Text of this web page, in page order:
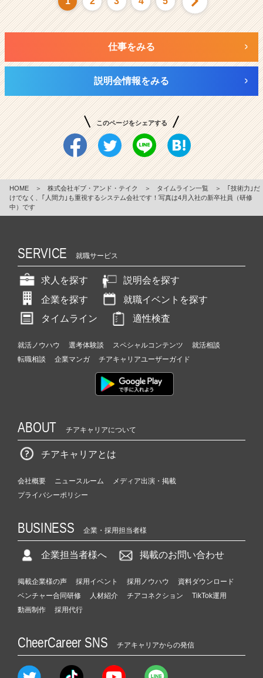
仕事をみる
説明会情報をみる
このページをシェアする
HOME ＞ 株式会社ギブ・アンド・テイク ＞ タイムライン一覧 ＞
｢技術力｣だ
けでなく、｢人間力｣も重視するシステム会社です！写真は4月入社の新卒社員（研修
中）です
SERVICE 就職サービス
求人を探す
説明会を探す
企業を探す
就職イベントを探す
タイムライン
適性検査
就活ノウハウ 選考体験談 スペシャルコンテンツ
就活相談
転職相談
企業マンガ チアキャリアユーザーガイド
ABOUT チアキャリアについて
チアキャリアとは
会社概要 ニュースルーム
メディア出演・掲載
プライバシーポリシー
BUSINESS 企業・採用担当者様
企業担当者様へ 掲載のお問い合わせ
掲載企業様の声 採用イベント 採用ノウハウ
資料ダウンロード
ベンチャー合同研修
人材紹介 チアコネクション
TikTok運用
動画制作
採用代行
CheerCareer SNS チアキャリアからの発信